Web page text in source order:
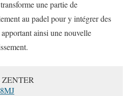
une partie de
au padel pour y intégrer des
ainsi une nouvelle
ZENTER